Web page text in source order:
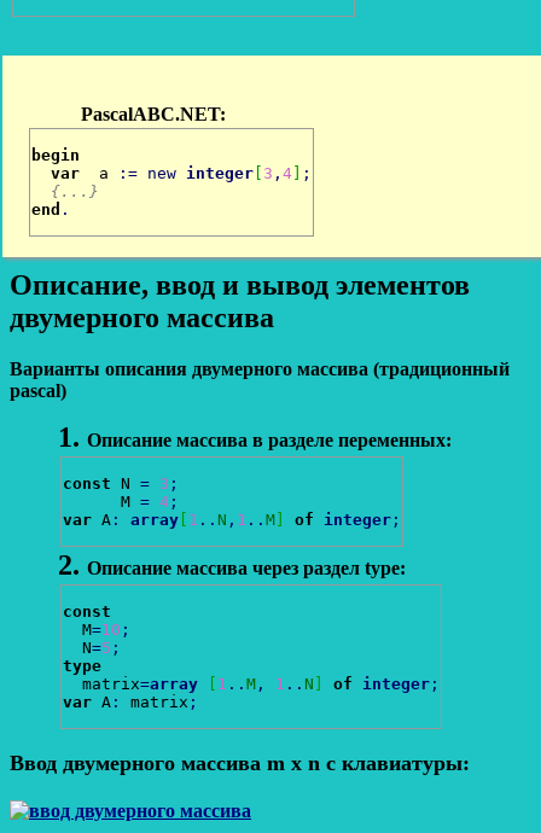
begin
var
  a
: = new integer 3 , 4
;
{...}
end .
Описание, ввод и вывод элементов
двумерного массива
Варианты описания двумерного массива (традиционный
pascal)
Описание массива в разделе переменных:
const N = 3 ;
      M
= 4 ;
var A : array 1 .. N , 1 .. M of integer ;
Описание массива через раздел type:
const
  M
=10 ;
  N
=5 ;
type
  matrix
=array 1 .. M , 1 .. N of integer ;
var A : matrix ;
Ввод двумерного массива m x n с клавиатуры: